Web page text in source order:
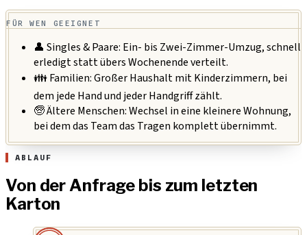
FÜR WEN GEEIGNET
👤 Singles & Paare: Ein- bis Zwei-Zimmer-Umzug, schnell
erledigt statt übers Wochenende verteilt.
👪 Familien:Großer Haushalt mit Kinderzimmern, bei
dem jede Hand und jeder Handgriff zählt.
🧓 Ältere Menschen:Wechsel in eine kleinere Wohnung,
bei dem das Team das Tragen komplett übernimmt.
ABLAUF
Von der Anfrage bis zum letzten
Karton